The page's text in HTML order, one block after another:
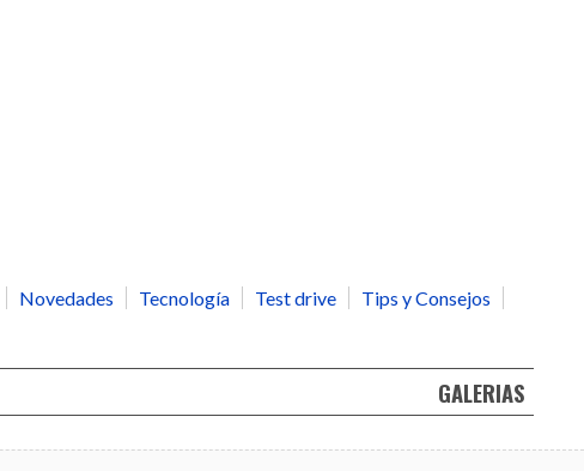
Novedades Tecnología Test drive
Tips y Consejos
GALERIAS